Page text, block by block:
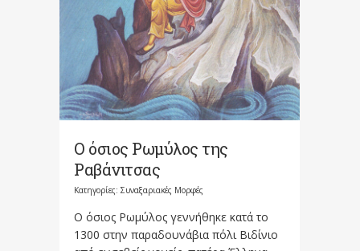
Ο όσιος Ρωμύλος της
Ραβάνιτσας
Κατηγορίες: Συναξαριακές Μορφές
Ο όσιος Ρωμύλος γεννήθηκε κατά το
1300 στην παραδουνάβια πόλι Βιδίνιο